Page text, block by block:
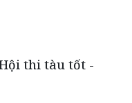
thi tàu tốt -